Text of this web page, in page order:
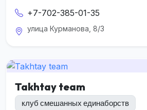
+7-702-385-01-35
улица Курманова, 8/3
Takhtay team
клуб смешанных единаборств